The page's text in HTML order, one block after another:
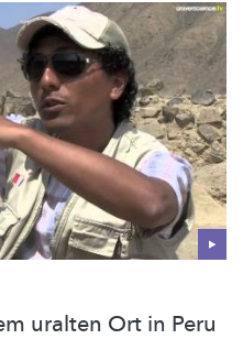
uralten Ort in Peru